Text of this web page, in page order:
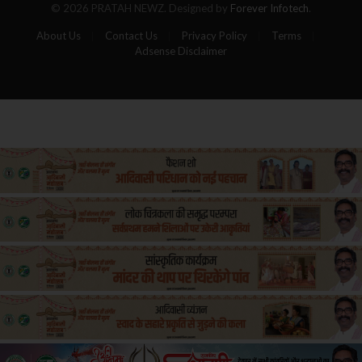
© 2026 PRATAH NEWZ. Designed by Forever Infotech
About Us Contact Us Privacy Policy
Terms
Adsense Disclaimer